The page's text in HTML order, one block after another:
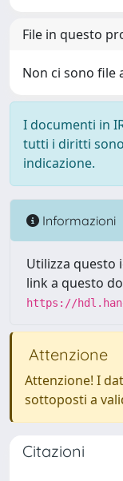
File in questo
Non ci sono file
I documenti in
tutti i diritti
indicazione.
Informazioni
Utilizza questo
link a questo
https://
Attenzione
Attenzione! I
sottoposti a
Citazioni